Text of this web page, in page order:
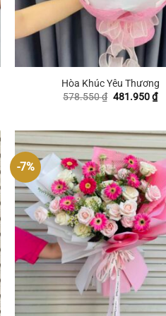
Hòa Khúc Yêu Thương
578.550₫ Giá
481.950₫Giá
-7%
+